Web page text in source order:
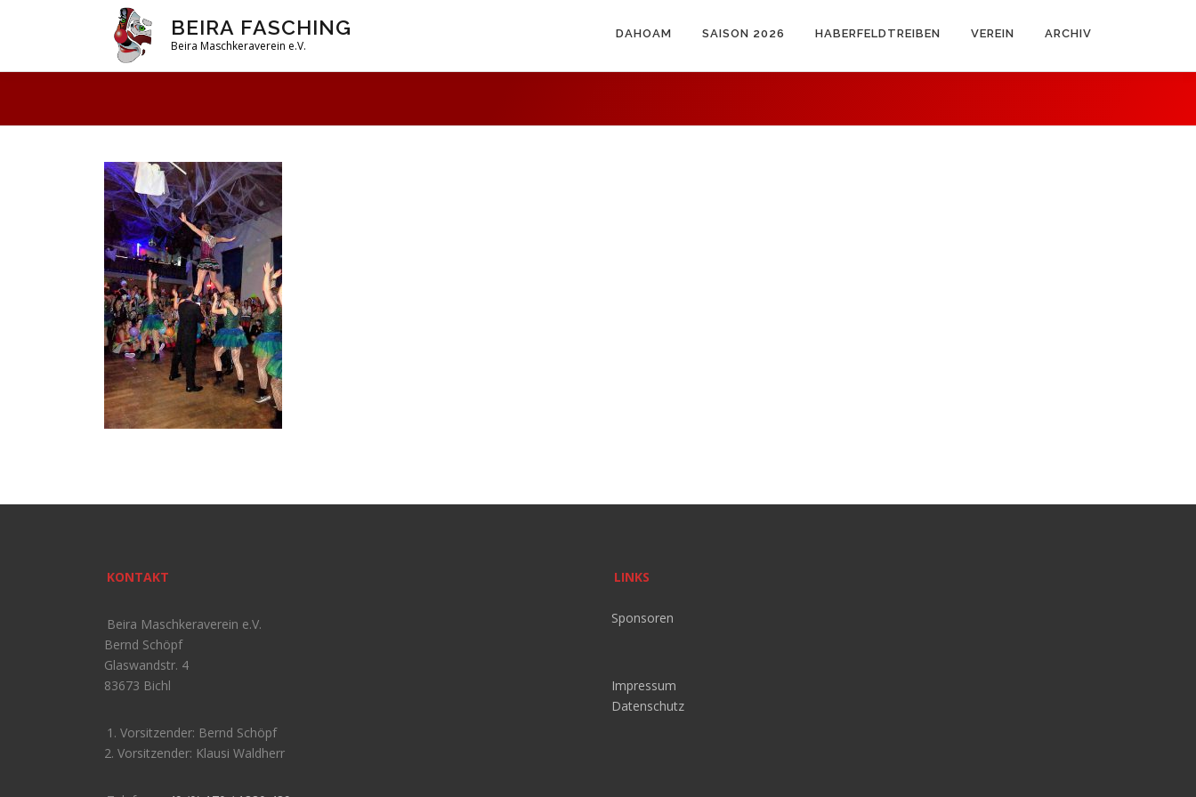
BEIRA FASCHING
Beira Maschkeraverein e.V.
DAHOAM SAISON 2026 HABERFELDTREIBEN VEREIN ARCHIV
KONTAKT
Beira Maschkeraverein e.V.
Bernd Schöpf
Glaswandstr. 4
83673 Bichl
1. Vorsitzender: Bernd Schöpf
2. Vorsitzender: Klausi Waldherr
LINKS
Sponsoren
Impressum
Datenschutz